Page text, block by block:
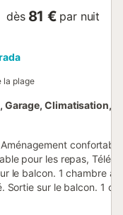
dès 81 € par nuit
la plage
Climatisation,
pour les repas,
le balcon. 1 chambre
Sortie sur le balcon. 1